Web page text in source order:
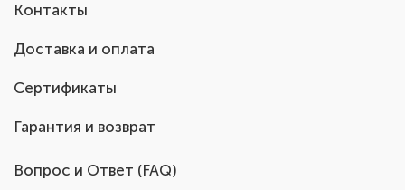
Контакты
Доставка и оплата
Сертификаты
Гарантия и возврат
Вопрос и Ответ (FAQ)